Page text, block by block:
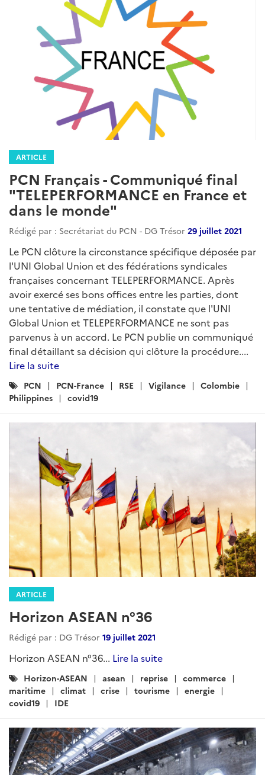
ARTICLE
PCN Français - Communiqué final
"TELEPERFORMANCE en France et
dans le monde"
Rédigé par : Secrétariat du PCN - DG Trésor 29 juillet 2021
Le PCN clôture la circonstance spécifique déposée par
l'UNI Global Union et des fédérations syndicales
françaises concernant TELEPERFORMANCE. Après
avoir exercé ses bons offices entre les parties, dont
une tentative de médiation, il constate que l'UNI
Global Union et TELEPERFORMANCE ne sont pas
parvenus à un accord. Le PCN publie un communiqué
final détaillant sa décision qui clôture la procédure....
Lire la suite
Catégories
:
PCN PCN-France RSE Vigilance
Colombie
Philippines
covid19
ARTICLE
Horizon ASEAN n°36
Rédigé par : DG Trésor 19 juillet 2021
Horizon ASEAN n°36... Lire la suite
Catégories
:
Horizon-ASEAN asean reprise
commerce
maritime
climat crise tourisme
energie
covid19
IDE